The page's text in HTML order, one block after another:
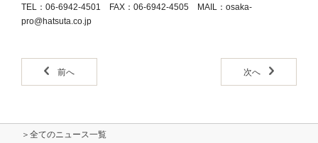
TEL：06-6942-4501 FAX：06-6942-4505 MAIL：osaka-
pro@hatsuta.co.jp
前へ 次へ
＞全てのニュース一覧